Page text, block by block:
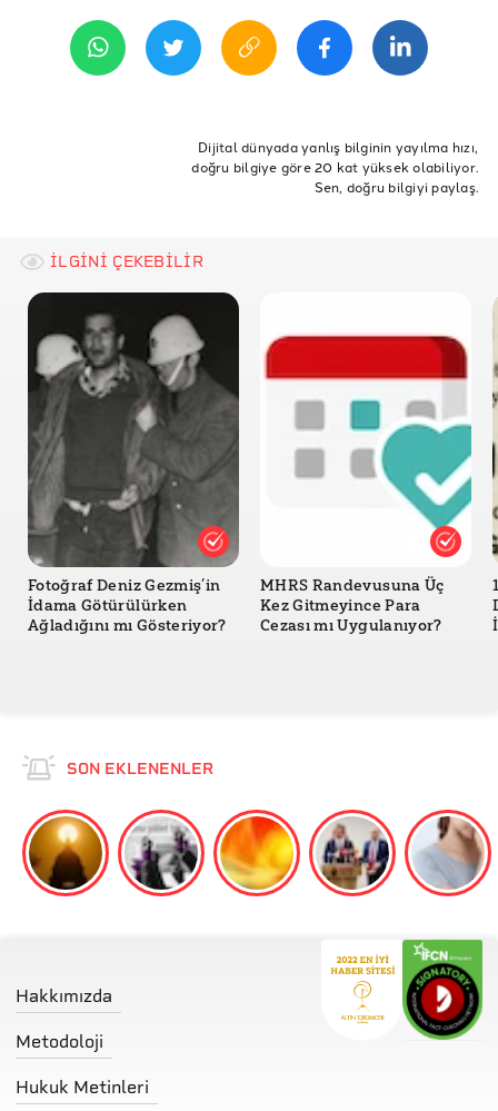
Internet Archive
Wayback Machine
Affility Co.,Ltd - ウェブ魚拓の古い魚拓が失われました
Megalodon.jp
perma.cc
Chrome Web Store - Save Webpages Offline As
MHTML
Ouest France - Internet. Capsule code référence des
sites dans le monde entier
GitHub - gildas-lormeau / single-file-cli
GitHub - gildas-lormeau / mhtml-to-html
GitHub - ArchiveBox
İnternet Arşivi
archive.today
İnternet sitesi arşivleme
web sayfası arşivlemek
Dijital dünyada yanlış bilginin yayılma hızı,
doğru bilgiye göre 20 kat yüksek olabiliyor.
Sen, doğru bilgiyi paylaş.
İLGİNİ ÇEKEBİLİR
Fotoğraf Deniz Gezmiş’in
İdama Götürülürken
Ağladığını mı Gösteriyor?
MHRS Randevusuna Üç
Kez Gitmeyince Para
Cezası mı Uygulanıyor?
SON EKLENENLER
Hakkımızda
Metodoloji
Hukuk Metinleri